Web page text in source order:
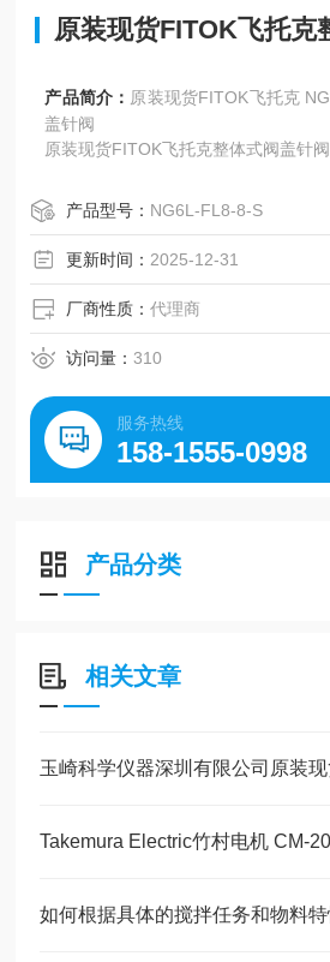
原装现货FITOK飞托克
产品简介： 原装现货FITOK飞托克 NG6L-FL8-8-S 整体式阀
盖针阀
原装现货FITOK飞托克整体式阀盖针阀
产品型号： NG6L-FL8-8-S
更新时间： 2025-12-31
厂商性质：代理商
访问量：310
服务热线
158-1555-0998
产品分类
相关文章